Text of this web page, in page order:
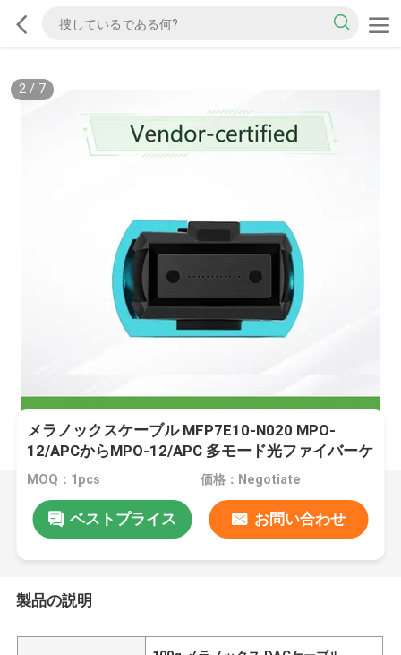
2/ 7
メラノックスケーブル MFP7E10-N020 MPO-
12/APCからMPO-12/APC 多モード光ファイバーケ
ーブル
MOQ：1pcs 価格：Negotiate
ベストプライス お問い合わせ
製品の説明